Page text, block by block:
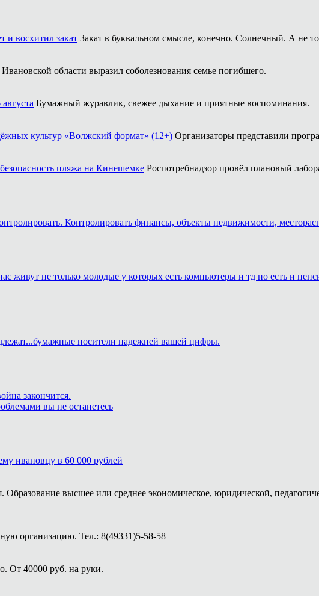
и восхитил закат Закат в буквальном смысле, конечно. Солнечный. А не
Ивановской области выразил соболезнования семье погибшего.
Бумажный журавлик, свежее дыхание и приятные воспоминания.
культур «Волжский формат» (12+) Организаторы представили
пляжа на Кинешемке Роспотребнадзор провёл плановый
Контролировать финансы, объекты недвижимости,
живут не только молодые у которых есть компьютеры и тд но есть и
носители надежней вашей цифры.
закончится.
вы не останетесь
ивановцу в 60 000 рублей
Образование высшее или среднее экономическое, юридической,
организацию. Тел.: 8(49331)5-58-58
От 40000 руб. на руки.